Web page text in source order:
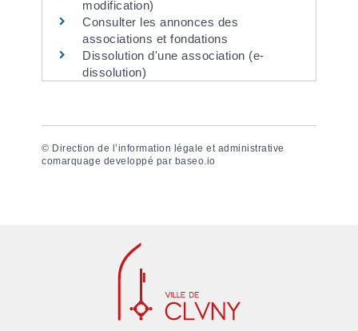
modification)
Consulter les annonces des
associations et fondations
Dissolution d'une association (e-
dissolution)
© Direction de l’information légale et administrative
comarquage developpé par baseo.io